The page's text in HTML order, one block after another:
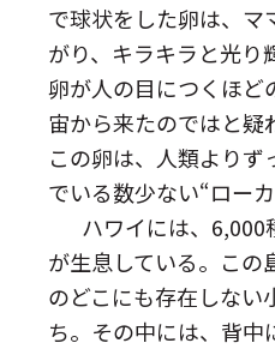
で球状をした卵は、マ
がり、キラキラと光り
卵が人の目につくほど
宙から来たのではと疑
この卵は、人類より
でいる数少ない“ロー
ハワイには、
が生息している。この
のどこにも存在しない
ち。その中には、背